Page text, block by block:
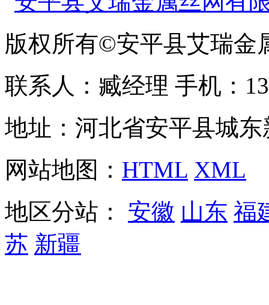
版权所有©安平县艾瑞金
联系人：臧经理 手机：
地址：河北省安平县城
网站地图： HTML XML
地区分站： 安徽 山东 福
苏 新疆